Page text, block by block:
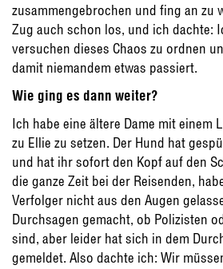
zusammengebrochen und fing an zu
Zug auch schon los, und ich dachte:
versuchen dieses Chaos zu ordnen
damit niemandem etwas passiert.
Wie ging es dann weiter?
Ich habe eine ältere Dame mit einem
zu Ellie zu setzen. Der Hund hat
und hat ihr sofort den Kopf auf den
die ganze Zeit bei der Reisenden,
Verfolger nicht aus den Augen
Durchsagen gemacht, ob Polizisten
sind, aber leider hat sich in dem
gemeldet. Also dachte ich: Wir